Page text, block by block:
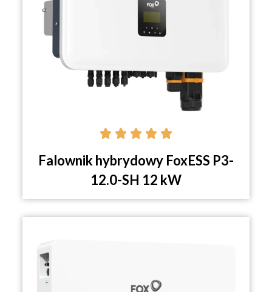
    
Falownik hybrydowy FoxESS P3-
12.0-SH 12 kW